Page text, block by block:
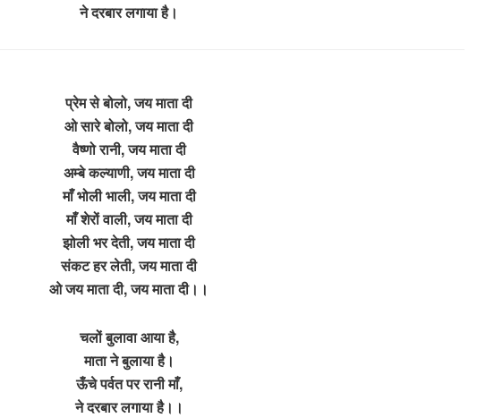
ने दरबार लगाया है।
प्रेम से बोलो, जय माता दी
ओ सारे बोलो, जय माता दी
वैष्णो रानी, जय माता दी
अम्बे कल्याणी, जय माता दी
माँ भोली भाली, जय माता दी
माँ शेरों वाली, जय माता दी
झोली भर देती, जय माता दी
संकट हर लेती, जय माता दी
ओ जय माता दी, जय माता दी।।
चलों बुलावा आया है,
माता ने बुलाया है।
ऊँचे पर्वत पर रानी माँ,
ने दरबार लगाया है।।